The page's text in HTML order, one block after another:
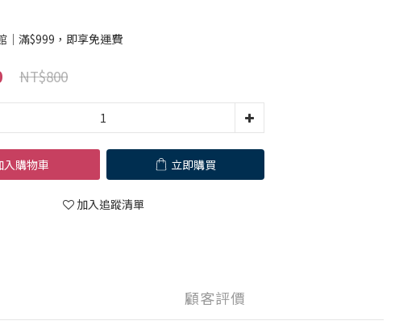
｜滿$999，即享免運費
NT$800
入購物車 立即購買
加入追蹤清單
顧客評價